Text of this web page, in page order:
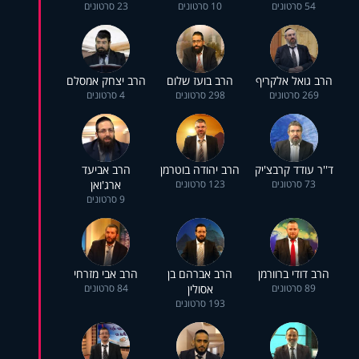
54 סרטונים 10 סרטונים 23 סרטונים
הרב גואל אלקריף
269 סרטונים
הרב בועז שלום
298 סרטונים
הרב יצחק אמסלם
4 סרטונים
ד''ר עודד קרבצ'יק
73 סרטונים
הרב יהודה בוטרמן
123 סרטונים
הרב אביעד
ארג'ואן
9 סרטונים
הרב דודי ברוורמן
89 סרטונים
הרב אברהם בן
אסולין
193 סרטונים
הרב אבי מזרחי
84 סרטונים